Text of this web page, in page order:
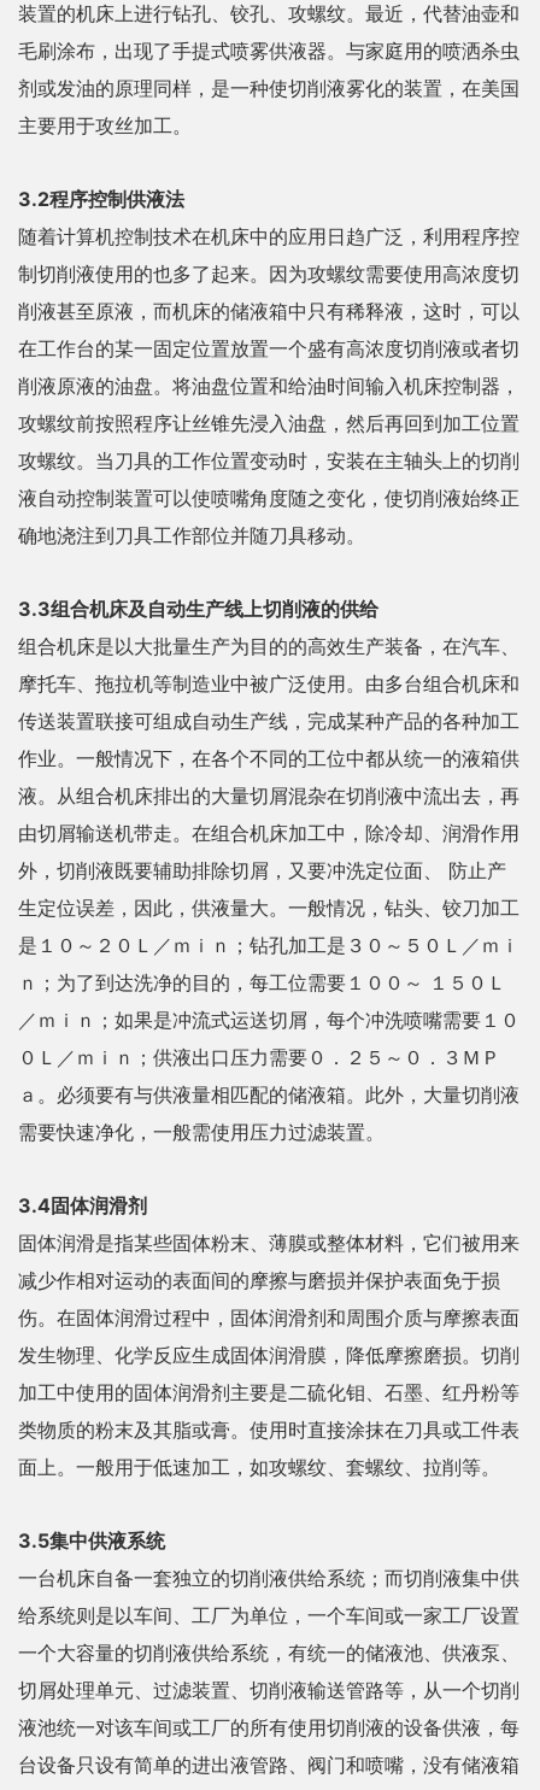
装置的机床上进行钻孔、铰孔、攻螺纹。最近，代替油壶和
毛刷涂布，出现了手提式喷雾供液器。与家庭用的喷洒杀虫
剂或发油的原理同样，是一种使切削液雾化的装置，在美国
主要用于攻丝加工。
3.2程序控制供液法
随着计算机控制技术在机床中的应用日趋广泛，利用程序控
制切削液使用的也多了起来。因为攻螺纹需要使用高浓度切
削液甚至原液，而机床的储液箱中只有稀释液，这时，可以
在工作台的某一固定位置放置一个盛有高浓度切削液或者切
削液原液的油盘。将油盘位置和给油时间输入机床控制器，
攻螺纹前按照程序让丝锥先浸入油盘，然后再回到加工位置
攻螺纹。当刀具的工作位置变动时，安装在主轴头上的切削
液自动控制装置可以使喷嘴角度随之变化，使切削液始终正
确地浇注到刀具工作部位并随刀具移动。
3.3组合机床及自动生产线上切削液的供给
组合机床是以大批量生产为目的的高效生产装备，在汽车、
摩托车、拖拉机等制造业中被广泛使用。由多台组合机床和
传送装置联接可组成自动生产线，完成某种产品的各种加工
作业。一般情况下，在各个不同的工位中都从统一的液箱供
液。从组合机床排出的大量切屑混杂在切削液中流出去，再
由切屑输送机带走。在组合机床加工中，除冷却、润滑作用
外，切削液既要辅助排除切屑，又要冲洗定位面、 防止产
生定位误差，因此，供液量大。一般情况，钻头、铰刀加工
是１０～２０Ｌ／ｍｉｎ；钻孔加工是３０～５０Ｌ／ｍｉ
ｎ；为了到达洗净的目的，每工位需要１００～ １５０Ｌ
／ｍｉｎ；如果是冲流式运送切屑，每个冲洗喷嘴需要１０
０Ｌ／ｍｉｎ；供液出口压力需要０．２５～０．３ＭＰ
ａ。必须要有与供液量相匹配的储液箱。此外，大量切削液
需要快速净化，一般需使用压力过滤装置。
3.4固体润滑剂
固体润滑是指某些固体粉末、薄膜或整体材料，它们被用来
减少作相对运动的表面间的摩擦与磨损并保护表面免于损
伤。在固体润滑过程中，固体润滑剂和周围介质与摩擦表面
发生物理、化学反应生成固体润滑膜，降低摩擦磨损。切削
加工中使用的固体润滑剂主要是二硫化钼、石墨、红丹粉等
类物质的粉末及其脂或膏。使用时直接涂抹在刀具或工件表
面上。一般用于低速加工，如攻螺纹、套螺纹、拉削等。
3.5集中供液系统
一台机床自备一套独立的切削液供给系统；而切削液集中供
给系统则是以车间、工厂为单位，一个车间或一家工厂设置
一个大容量的切削液供给系统，有统一的储液池、供液泵、
切屑处理单元、过滤装置、切削液输送管路等，从一个切削
液池统一对该车间或工厂的所有使用切削液的设备供液，每
台设备只设有简单的进出液管路、阀门和喷嘴，没有储液箱